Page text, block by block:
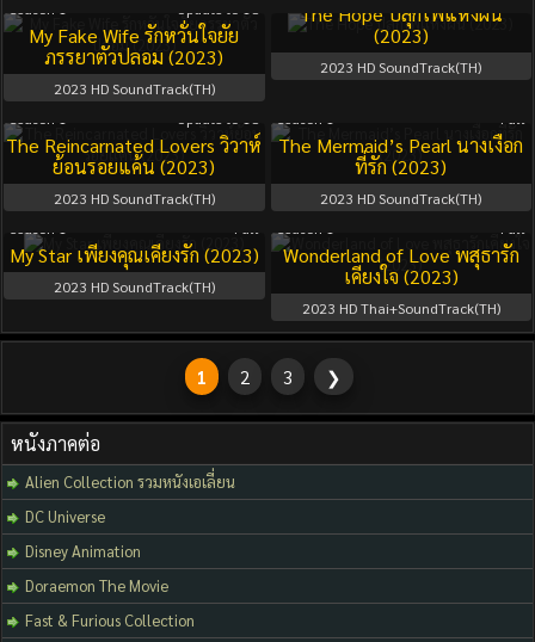
My Fake Wife รักหวั่นใจยัย
ภรรยาตัวปลอม (2023)
2023 HD SoundTrack(TH)
The Hope ปลุกไฟแห่งฝัน
(2023)
2023 HD SoundTrack(TH)
The Reincarnated Lovers วิวาห์
ย้อนรอยแค้น (2023)
2023 HD SoundTrack(TH)
The Mermaid’s Pearl นางเงือก
ที่รัก (2023)
2023 HD SoundTrack(TH)
My Star เพียงคุณเคียงรัก (2023)
2023 HD SoundTrack(TH)
Wonderland of Love พสุธารัก
เคียงใจ (2023)
2023 HD Thai+SoundTrack(TH)
1 2 3 ❯
หนังภาคต่อ
Alien Collection รวมหนังเอเลี่ยน
DC Universe
Disney Animation
Doraemon The Movie
Fast & Furious Collection